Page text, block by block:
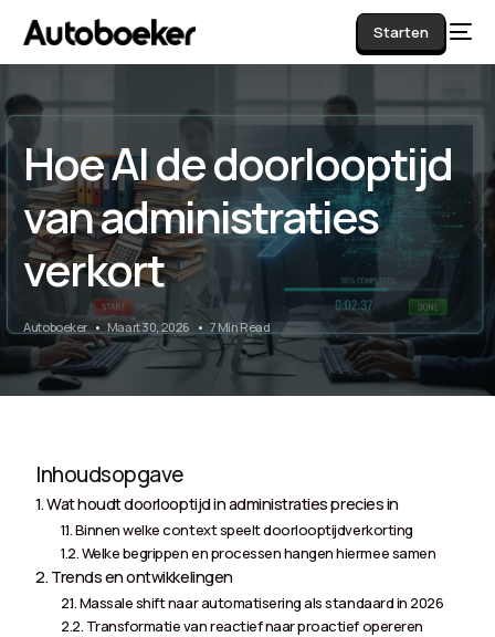
Starten
Hoe AI de doorlooptijd
van administraties
verkort
Autoboeker Maart 30, 2026 7 Min Read
Inhoudsopgave
Wat houdt doorlooptijd in administraties precies in
Binnen welke context speelt doorlooptijdverkorting
Welke begrippen en processen hangen hiermee samen
Trends en ontwikkelingen
Massale shift naar automatisering als standaard in 2026
Transformatie van reactief naar proactief opereren
AI